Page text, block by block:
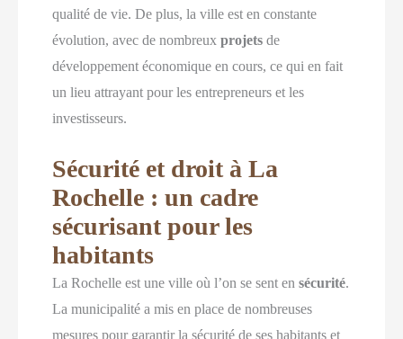
qualité de vie. De plus, la ville est en constante
évolution, avec de nombreuxprojets de
développement économique en cours, ce qui en fait
un lieu attrayant pour les entrepreneurs et les
investisseurs.
Sécurité et droit à La
Rochelle : un cadre
sécurisant pour les
habitants
La Rochelle est une ville où l’on se sent ensécurité.
La municipalité a mis en place de nombreuses
mesures pour garantir la sécurité de ses habitants et